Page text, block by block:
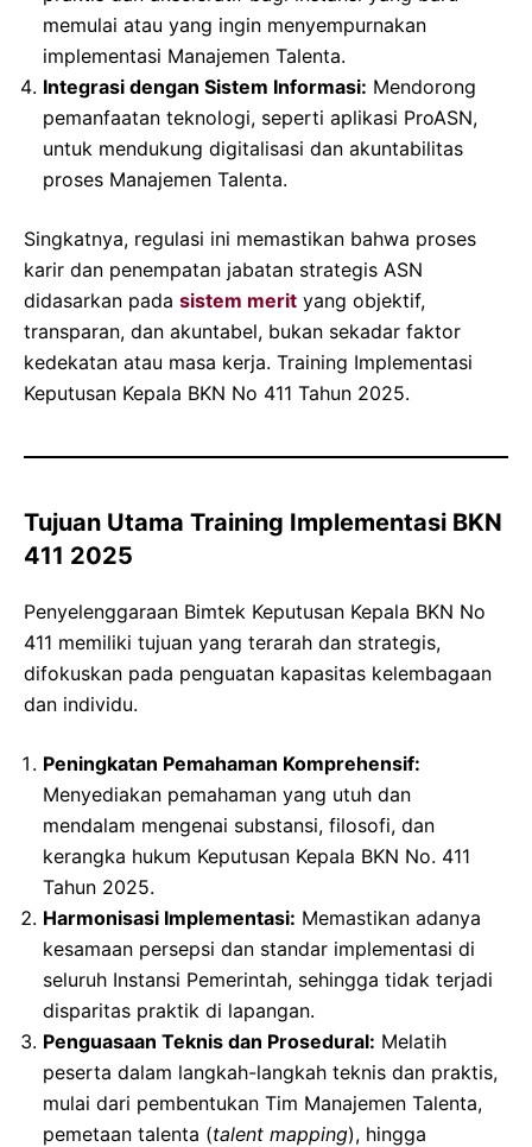
memulai atau yang ingin menyempurnakan
implementasi Manajemen Talenta.
Integrasi dengan Sistem Informasi: Mendorong
pemanfaatan teknologi, seperti aplikasi ProASN,
untuk mendukung digitalisasi dan akuntabilitas
proses Manajemen Talenta.
Singkatnya, regulasi ini memastikan bahwa proses
karir dan penempatan jabatan strategis ASN
didasarkan pada sistem merit yang objektif,
transparan, dan akuntabel, bukan sekadar faktor
kedekatan atau masa kerja. Training Implementasi
Keputusan Kepala BKN No 411 Tahun 2025.
Tujuan Utama Training Implementasi BKN
411 2025
Penyelenggaraan Bimtek Keputusan Kepala BKN No
411 memiliki tujuan yang terarah dan strategis,
difokuskan pada penguatan kapasitas kelembagaan
dan individu.
Peningkatan Pemahaman Komprehensif:
Menyediakan pemahaman yang utuh dan
mendalam mengenai substansi, filosofi, dan
kerangka hukum Keputusan Kepala BKN No. 411
Tahun 2025.
Harmonisasi Implementasi: Memastikan adanya
kesamaan persepsi dan standar implementasi di
seluruh Instansi Pemerintah, sehingga tidak terjadi
disparitas praktik di lapangan.
Penguasaan Teknis dan Prosedural: Melatih
peserta dalam langkah-langkah teknis dan praktis,
mulai dari pembentukan Tim Manajemen Talenta,
pemetaan talenta (talent mapping), hingga